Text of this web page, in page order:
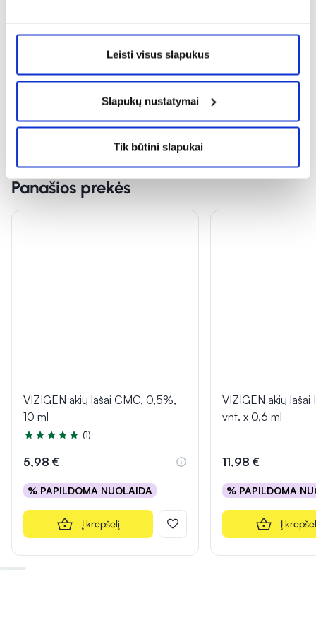
Leisti visus slapukus
Slapukų nustatymai
Tik būtini slapukai
Atsiliepimai (4) expand_more
Panašios prekės
VIZIGEN akių lašai CMC, 0,5%,
10 ml
Įvertinimas 5.0 iš 5
(1)
5,98 €
% PAPILDOMA NUOLAIDA
Į krepšelį
VIZIGEN akių lašai
vnt. x 0,6 ml
11,98 €
% PAPILDOMA
Į